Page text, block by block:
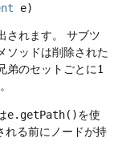
e)
れます。
サブツ
ソッドは削除された
弟のセットごとに1
e.getPath()を使
れる前にノードが持